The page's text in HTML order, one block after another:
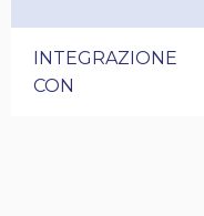
INTEGRAZIONE
CON